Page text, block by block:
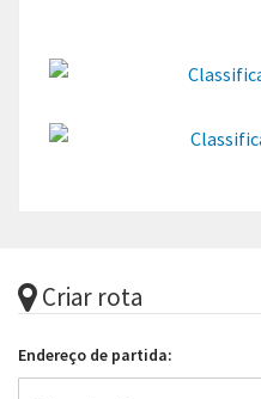
Criar rota
Endereço de partida: